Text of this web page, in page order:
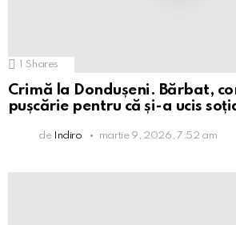
Shares
Crimă la Dondușeni. Bărbat,
pușcărie pentru că și-a ucis
de Indiro martie 9, 2026, 7:52 am